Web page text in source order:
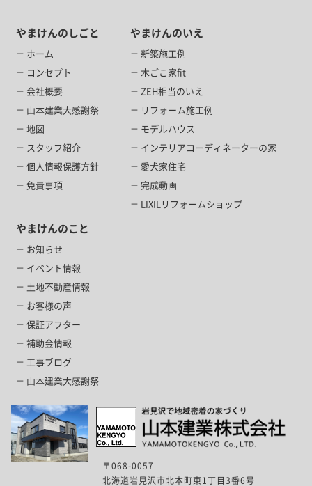
やまけんのしごと
ホーム
コンセプト
会社概要
山本建業大感謝祭
地図
スタッフ紹介
個人情報保護方針
免責事項
やまけんのいえ
新築施工例
木ごこ家fit
ZEH相当のいえ
リフォーム施工例
モデルハウス
インテリアコーディネーターの家
愛犬家住宅
完成動画
LIXILリフォームショップ
やまけんのこと
お知らせ
イベント情報
土地不動産情報
お客様の声
保証アフター
補助金情報
工事ブログ
山本建業大感謝祭
〒068-0057
北海道岩見沢市北本町東1丁目3番6号